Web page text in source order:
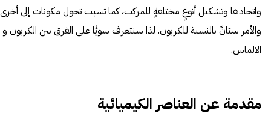
واتحادها وتشكيل أنوعٍ مختلفةٍ للمركب، كما تسبب تحول مكونات إلى
والأمر سيّانٌ بالنسبة للكربون. لذا سنتعرف سويًّا على الفرق بين الكربون و
الالماس.
مقدمة عن العناصر الكيميائية